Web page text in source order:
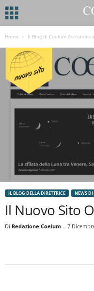
Home Il Blog di Coelum Astronomia
IL BLOG DELLA DIRETTRICE NEWS
Il Nuovo Sito
Di Redazione Coelum - 7